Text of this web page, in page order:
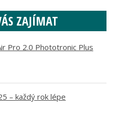
ZAJÍMAT
Pro 2.0 Phototronic Plus
– každý rok lépe